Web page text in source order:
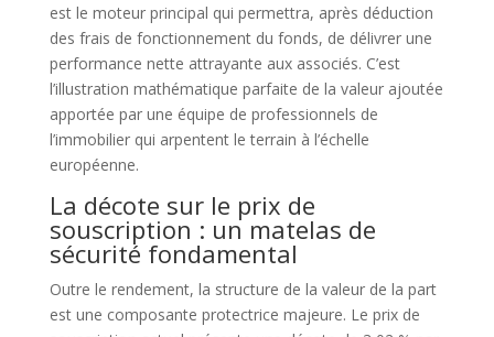
est le moteur principal qui permettra, après déduction
des frais de fonctionnement du fonds, de délivrer une
performance nette attrayante aux associés. C’est
l’illustration mathématique parfaite de la valeur ajoutée
apportée par une équipe de professionnels de
l’immobilier qui arpentent le terrain à l’échelle
européenne.
La décote sur le prix de
souscription : un matelas de
sécurité fondamental
Outre le rendement, la structure de la valeur de la part
est une composante protectrice majeure. Le prix de